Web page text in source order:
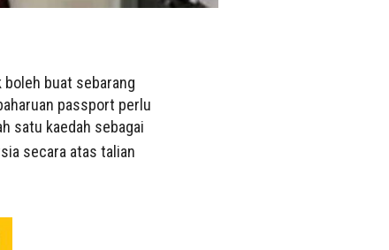
buat sebarang
passport perlu
satu kaedah sebagai
secara atas talian